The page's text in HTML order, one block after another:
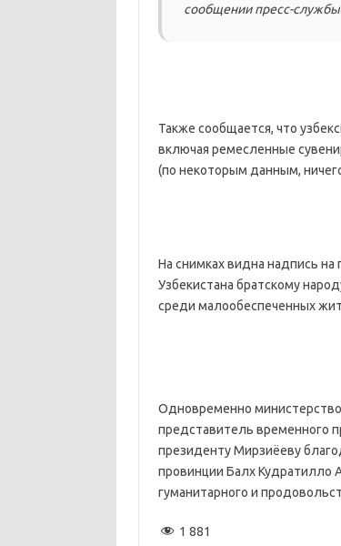
сообщении пресс-
Также сообщается, что
включая ремесленные
(по некоторым данным,
На снимках видна надпись
Узбекистана братскому
среди малообеспеченных
Одновременно
представитель временного
президенту Мирзиёеву
провинции Балх Кудратилло
гуманитарного и
1 881